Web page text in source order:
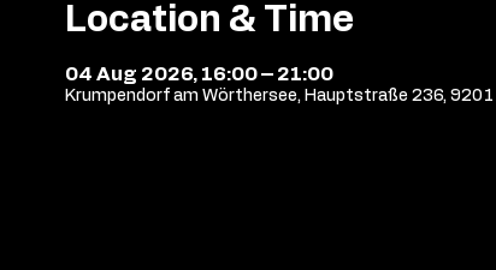
Location & Time
04 Aug 2026, 16:00 – 21:00
Krumpendorf am Wörthersee, Hauptstraße 236,